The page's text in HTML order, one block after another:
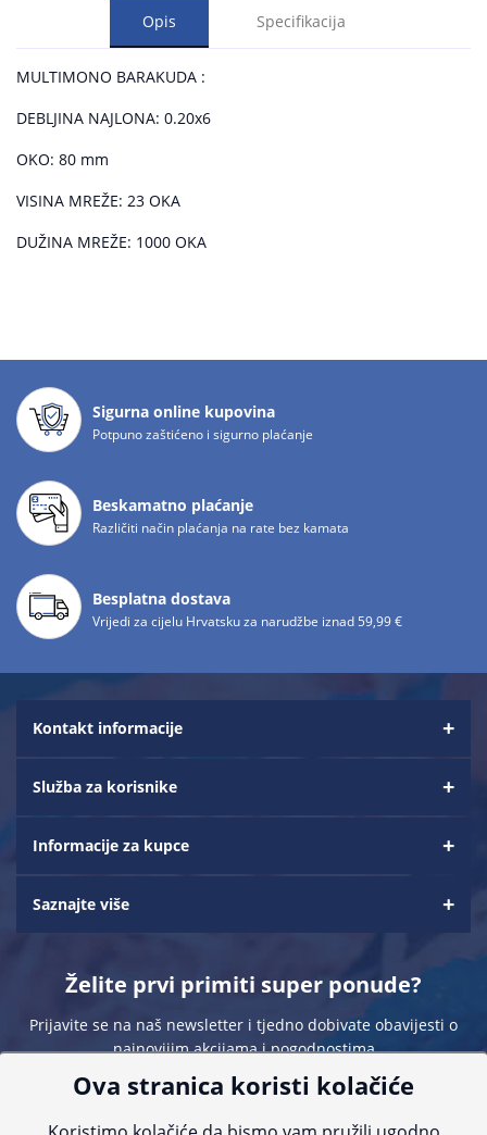
Opis Specifikacija
MULTIMONO BARAKUDA :
DEBLJINA NAJLONA: 0.20x6
OKO: 80 mm
VISINA MREŽE: 23 OKA
DUŽINA MREŽE: 1000 OKA
Sigurna online kupovina
Potpuno zaštićeno i sigurno plaćanje
Beskamatno plaćanje
Različiti način plaćanja na rate bez kamata
Besplatna dostava
Vrijedi za cijelu Hrvatsku za narudžbe iznad 59,99 €
Kontakt informacije
Služba za korisnike
Informacije za kupce
Saznajte više
Želite prvi primiti super ponude?
Prijavite se na naš newsletter i tjedno dobivate obavijesti o
najnovijim akcijama i pogodnostima
Ova stranica koristi kolačiće